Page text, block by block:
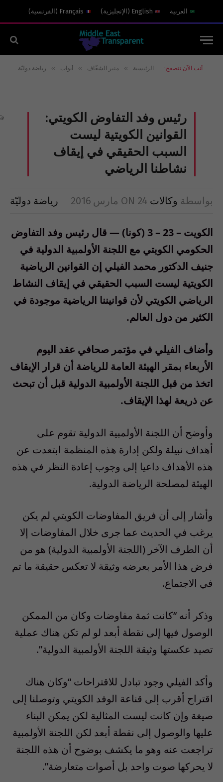
العربية English
( الإنجليزية)
Français
( الفرنسية)
أنت الآن تتصفح: الرئيسية » منبر الشفّاف » أبواب » رياضة دوليّة
رئيس وفد التفاوض الكويتي:
القوانين الكويتية ليست
السبب الحقيقي في إيقاف
نشاطنا الرياضي
بواسطة وكالات ON 24 مارس 2016 رياضة دوليّة
الكويت – 23 – 3 (كونا) — قال رئيس وفد التفاوض
الحكومي الكويتي مع اللجنة الأولمبية الدولية في
جنيف الدكتور محمد الفيلي إن القوانين الرياضية
الكويتية ليست السبب الحقيقي في إيقاف النشاط
الرياضي الكويتي لأن قوانيننا الرياضية موجودة في
الكثير من دول العالم.
وأضاف الفيلي في مؤتمر صحافي عقد اليوم
الأربعاء بمقر الهيئة العامة للرياضة أن قرار الإيقاف
اتخذ من قبل اللجنة الأولمبية الدولية قبل أن تبحث
عن ذريعة لهذا الإيقاف.
وأوضح أن اللجنة الأولمبية الدولية تقوم على
أهداف نبيلة ولكن إدارة هذه المنظمة ابتعدت عن
هذه الأهداف داعيا إلى وجوب إعادة النظر في هذه
الهيئة لمصلحة الرياضة الدولية.
وأشار إلى أن فريق المفاوضات الكويتي لم يكن
يرغب في الحديث عما جرى خلال المفاوضات إلا
أن الطرف الآخر (اللجنة الأولمبية الدولية) هو من
فرض هذا الأمر بعرضه وثيقة لا تعكس حقيقة ما تم
في الاجتماع.
وذكر أنه “كانت ثمة مفاوضات وكان من الممكن
الوصول فيها إلى نقطة أبعد لو لم تكن هناك عملية
تصيد عكستها وثيقة اللجنة الأولمبية الدولية”.
وأكد الفيلي وجود تبادل للاقتراحات “وكان هناك
اقتراح أقرب إلى قناعة الوفد الكويتي وتوصلنا إلى
صيغة وإن كانت ليست المثالية لكن يمكن البناء
عليها والوصول إلى نقطة أبعد لكن اللجنة الأولمبية
تراجعت عنه وهو ما يكشف بوضوح أن هذه اللجنة
لا يحركها صوت واحد بل أصوات متعارضة”.